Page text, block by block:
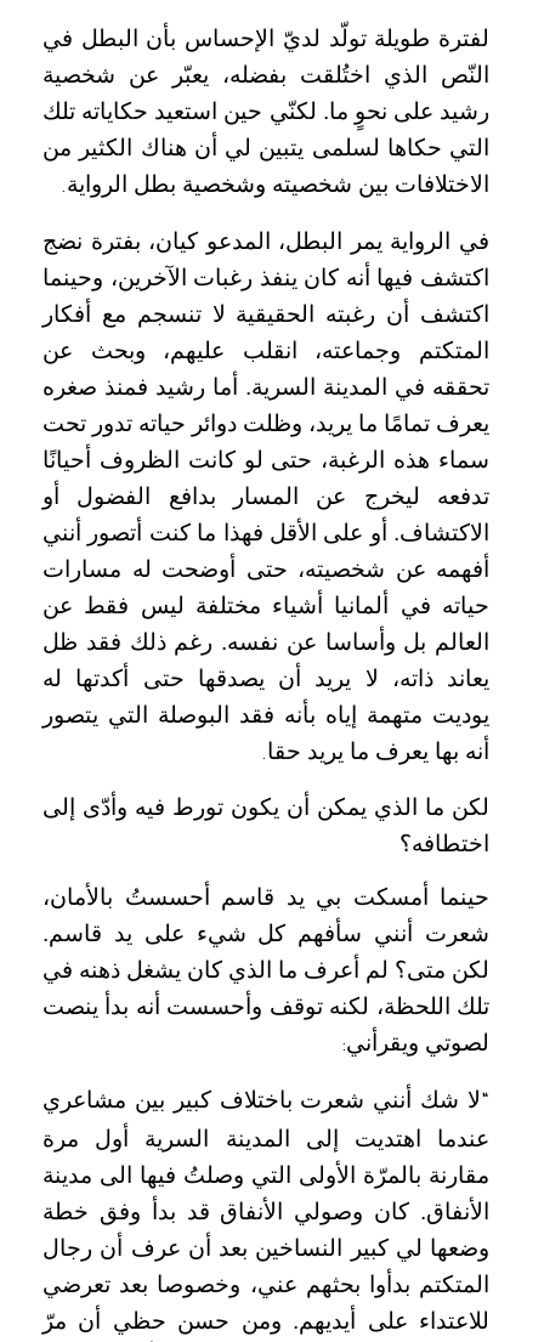
لفترة طويلة تولّد لديّ الإحساس بأن البطل في
النّص الذي اختُلقت بفضله، يعبّر عن شخصية
رشيد على نحوٍ ما. لكنّي حين استعيد حكاياته تلك
التي حكاها لسلمى يتبين لي أن هناك الكثير من
الاختلافات بين شخصيته وشخصية بطل الرواية.
في الرواية يمر البطل، المدعو كيان، بفترة نضج
اكتشف فيها أنه كان ينفذ رغبات الآخرين، وحينما
اكتشف أن رغبته الحقيقية لا تنسجم مع أفكار
المتكتم وجماعته، انقلب عليهم، وبحث عن
تحققه في المدينة السرية. أما رشيد فمنذ صغره
يعرف تمامًا ما يريد، وظلت دوائر حياته تدور تحت
سماء هذه الرغبة، حتى لو كانت الظروف أحيانًا
تدفعه ليخرج عن المسار بدافع الفضول أو
الاكتشاف. أو على الأقل فهذا ما كنت أتصور أنني
أفهمه عن شخصيته، حتى أوضحت له مسارات
حياته في ألمانيا أشياء مختلفة ليس فقط عن
العالم بل وأساسا عن نفسه. رغم ذلك فقد ظل
يعاند ذاته، لا يريد أن يصدقها حتى أكدتها له
يوديت متهمة إياه بأنه فقد البوصلة التي يتصور
أنه بها يعرف ما يريد حقا.
لكن ما الذي يمكن أن يكون تورط فيه وأدّى إلى
اختطافه؟
حينما أمسكت بي يد قاسم أحسستُ بالأمان،
شعرت أنني سأفهم كل شيء على يد قاسم.
لكن متى؟ لم أعرف ما الذي كان يشغل ذهنه في
تلك اللحظة، لكنه توقف وأحسست أنه بدأ ينصت
لصوتي ويقرأني:
“لا شك أنني شعرت باختلاف كبير بين مشاعري
عندما اهتديت إلى المدينة السرية أول مرة
مقارنة بالمرّة الأولى التي وصلتُ فيها الى مدينة
الأنفاق. كان وصولي الأنفاق قد بدأ وفق خطة
وضعها لي كبير النساخين بعد أن عرف أن رجال
المتكتم بدأوا بحثهم عني، وخصوصا بعد تعرضي
للاعتداء على أيديهم. ومن حسن حظي أن مرّ